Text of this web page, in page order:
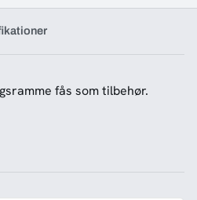
fås som tilbehør.